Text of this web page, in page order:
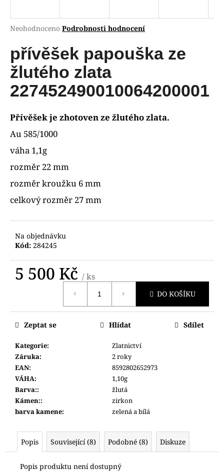
Průměrné
produktu
je
0,0
z
5
hvězdiček.
Neohodnoceno Podrobnosti hodnocení
přívěšek papouška ze
žlutého zlata
227452490010064200001
Přívěšek je zhotoven ze žlutého zlata.
Au 585/1000
váha 1,1g
rozměr 22 mm
rozměr kroužku 6 mm
celkový rozměr 27 mm
Na objednávku
Kód: 284245
5 500 Kč / ks
DO KOŠÍKU
Kategorie:
Zlatnictví
Záruka:
2 roky
EAN:
8592802652973
VÁHA:
1,10g
Barva::
žlutá
Kámen::
zirkon
barva kamene: zelená a bílá
Zeptat se Hlídat Sdílet
Popis Související (8) Podobné (8) Diskuze
Popis produktu není dostupný
j
t
?
HLEDAT
o
p
r
u
e
m
HODINKY
RABA0002E30B
290
Kč